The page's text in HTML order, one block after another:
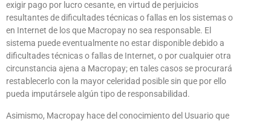
exigir pago por lucro cesante, en virtud de perjuicios
resultantes de dificultades técnicas o fallas en los sistemas o
en Internet de los que Macropay no sea responsable. El
sistema puede eventualmente no estar disponible debido a
dificultades técnicas o fallas de Internet, o por cualquier otra
circunstancia ajena a Macropay; en tales casos se procurará
restablecerlo con la mayor celeridad posible sin que por ello
pueda imputársele algún tipo de responsabilidad.
Asimismo, Macropay hace del conocimiento del Usuario que